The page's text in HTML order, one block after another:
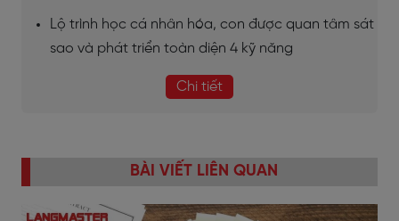
Lộ trình học cá nhân hóa, con được quan tâm sát
sao và phát triển toàn diện 4 kỹ năng
Chi tiết
BÀI VIẾT LIÊN QUAN